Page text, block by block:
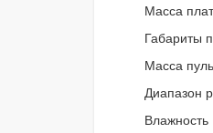
Масса
Габариты
Масса
Диапазон